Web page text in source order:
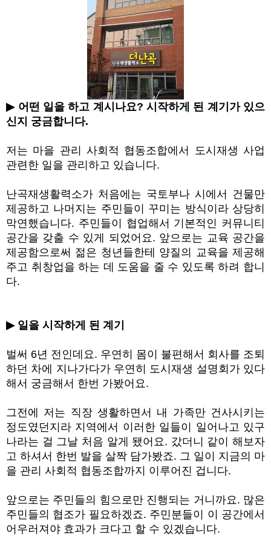
▶ 어떤 일을 하고 계시나요?시작하게 된 계기가 있으
신지 궁금합니다.
저는 마을 관리 사회적 협동조합에서 도시재생 사업
관련한 일을 관리하고 있습니다.
난곡재생활력소가 처음에는 국토부나 시에서 건물만
제공하고 나머지는 주민들이 꾸미는 방식이라 상당히
막연했습니다. 주민들이 협업해서 기본적인 커뮤니티
공간을 갖출 수 있게 되었어요. 앞으로는 교육 공간을
제공함으로써 젊은 청년들한테 양질의 교육을 제공해
주고 취창업을 하는 데 도움을 줄 수 있도록 하려 합니
다.
▶ 일을 시작하게 된 계기
벌써 6년 전인데요. 우연히 몸이 불편해서 회사를 조퇴
하던 차에 지나가다가 우연히 도시재생 설명회가 있다
해서 궁금해서 한번 가봤어요.
그전에 저는 직장 생활하면서 내 가족만 건사시키는
정도였던지라 지역에서 이러한 일들이 일어나고 있구
나라는 걸 그날 처음 알게 됐어요. 갔더니 같이 해보자
고 하셔서 한번 발을 살짝 담가봤죠. 그 일이 지금의 마
을 관리 사회적 협동조합까지 이루어진 겁니다.
앞으로는 주민들의 힘으로만 진행되는 거니까요. 많은
주민들의 협조가 필요하겠죠. 주민분들이 이 공간에서
어우러져야 효과가 크다고 할 수 있겠습니다.